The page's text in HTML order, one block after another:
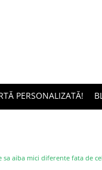
PERSONALIZATĂ!
aiba mici diferente fata de